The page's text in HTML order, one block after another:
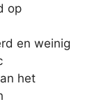
op
en weinig
het